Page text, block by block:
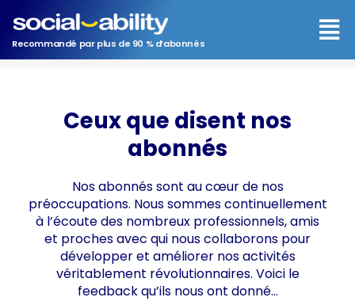
contenu
Recommandé par plus de 90 % d’abonnés
Ceux que disent nos
abonnés
Nos abonnés sont au cœur de nos
préoccupations. Nous sommes continuellement
à l’écoute des nombreux professionnels, amis
et proches avec qui nous collaborons pour
développer et améliorer nos activités
véritablement révolutionnaires. Voici le
feedback qu’ils nous ont donné…